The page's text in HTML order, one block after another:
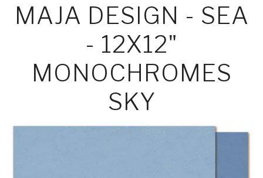
MAJA DESIGN - SEA
- 12X12"
MONOCHROMES
SKY